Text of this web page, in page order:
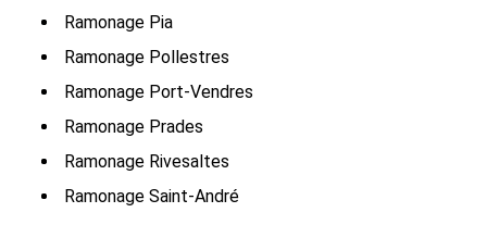
Ramonage Pia
Ramonage Pollestres
Ramonage Port-Vendres
Ramonage Prades
Ramonage Rivesaltes
Ramonage Saint-André